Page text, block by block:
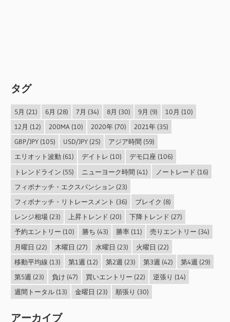
タグ
5月 (21) 6月 (28) 7月 (34) 8月 (30) 9月 (9) 10月 (10)
12月 (12) 200MA (10) 2020年(70) 2021年(35)
GBP/JPY(105) USD/JPY(25) アジア時間 (59)
エリオット波動 (61) デイトレ (10) デモ口座 (106)
トレンドライン (55) ニューヨーク時間 (41) ノートレード (16)
フィボナッチ・エクスパンション (23)
フィボナッチ・リトレースメント (36) ブレイク (8)
レンジ相場(23) 上昇トレンド (20) 下降トレンド (27)
予約エントリー (10) 勝ち (43) 勝率(11) 売りエントリー (34)
月曜日 (22) 木曜日 (27) 水曜日 (23) 火曜日 (22)
移動平均線 (13) 第1週 (12) 第2週 (23) 第3週 (42) 第4週 (29)
第5週 (23) 負け (47) 買いエントリー (22) 逆張り (14)
週間トータル(13) 金曜日 (23) 順張り (30)
アーカイブ